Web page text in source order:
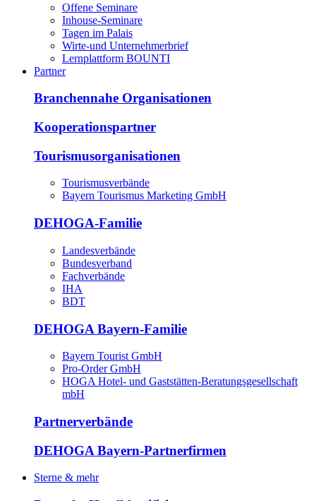
Offene Seminare
Inhouse-Seminare
Tagen im Palais
Wirte-und Unternehmerbrief
Lernplattform BOUNTI
Partner
Branchennahe Organisationen
Kooperationspartner
Tourismusorganisationen
Tourismusverbände
Bayern Tourismus Marketing GmbH
DEHOGA-Familie
Landesverbände
Bundesverband
Fachverbände
IHA
BDT
DEHOGA Bayern-Familie
Bayern Tourist GmbH
Pro-Order GmbH
HOGA Hotel- und Gaststätten-Beratungsgesellschaft
mbH
Partnerverbände
DEHOGA Bayern-Partnerfirmen
Sterne & mehr